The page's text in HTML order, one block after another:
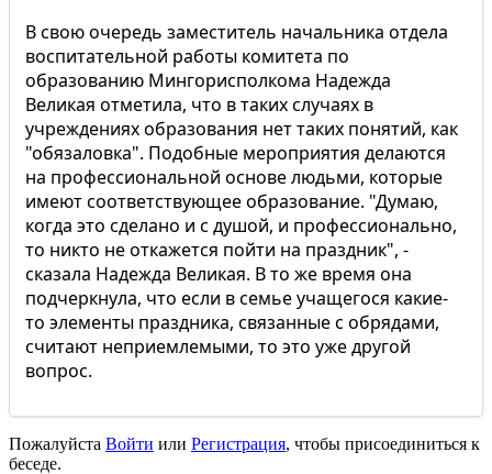
В свою очередь заместитель начальника отдела
воспитательной работы комитета по
образованию Мингорисполкома Надежда
Великая отметила, что в таких случаях в
учреждениях образования нет таких понятий, как
"обязаловка". Подобные мероприятия делаются
на профессиональной основе людьми, которые
имеют соответствующее образование. "Думаю,
когда это сделано и с душой, и профессионально,
то никто не откажется пойти на праздник", -
сказала Надежда Великая. В то же время она
подчеркнула, что если в семье учащегося какие-
то элементы праздника, связанные с обрядами,
считают неприемлемыми, то это уже другой
вопрос.
Пожалуйста Войти или Регистрация, чтобы присоединиться к
беседе.